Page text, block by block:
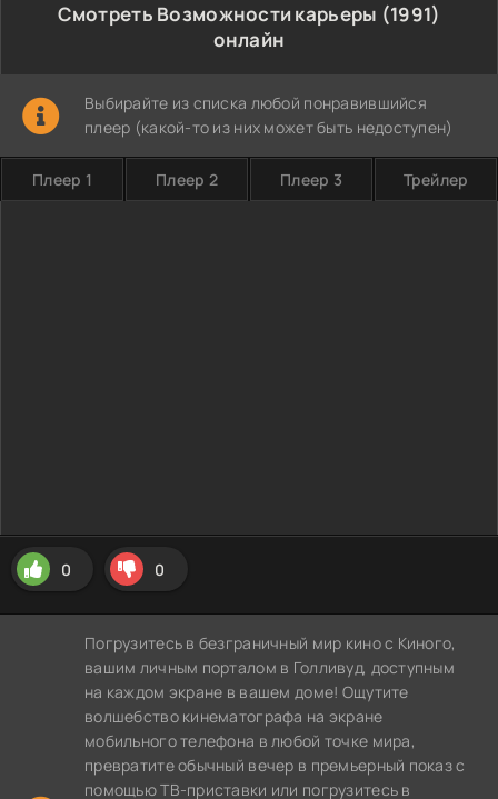
Смотреть Возможности карьеры (1991)
онлайн
Выбирайте из списка любой понравившийся
плеер (какой-то из них может быть недоступен)
Плеер 1 Плеер 2 Плеер 3 Трейлер
0 0
Погрузитесь в безграничный мир кино с Киного,
вашим личным порталом в Голливуд, доступным
на каждом экране в вашем доме! Ощутите
волшебство кинематографа на экране
мобильного телефона в любой точке мира,
превратите обычный вечер в премьерный показ с
помощью ТВ-приставки или погрузитесь в